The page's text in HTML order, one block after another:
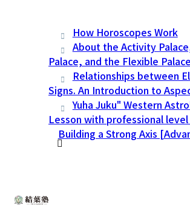
How Horoscopes Work
About the Activity
Palace, and the Flexible Palace
Relationships between
Signs. An Introduction to
Yuha Juku" Western
Lesson with professional
Building a Strong Axis